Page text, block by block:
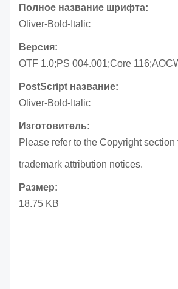
Полное название шрифта:
Oliver-Bold-Italic
Версия:
OTF 1.0;PS 004.001;Core
PostScript название:
Oliver-Bold-Italic
Изготовитель:
Please refer to the Copyright section
trademark attribution notices.
Размер:
18.75 KB